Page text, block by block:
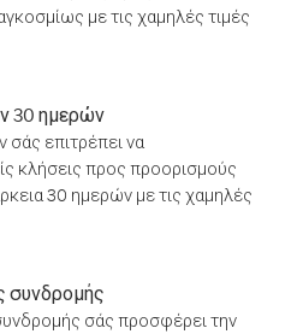
με τις χαμηλές τιμές
30 ημερών
επιτρέπει να
κλήσεις προς προορισμούς
30 ημερών με τις χαμηλές
συνδρομής
σάς προσφέρει την